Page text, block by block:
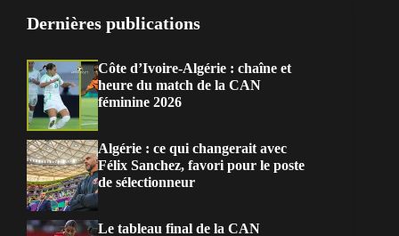
Dernières publications
Côte d’Ivoire-Algérie : chaîne et
heure du match de la CAN
féminine 2026
Algérie : ce qui changerait avec
Félix Sanchez, favori pour le poste
de sélectionneur
Le tableau final de la CAN